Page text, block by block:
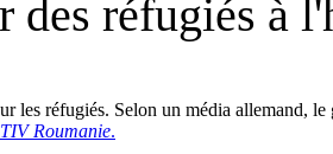
des réfugiés à
les réfugiés. Selon un média allemand,
Roumanie.